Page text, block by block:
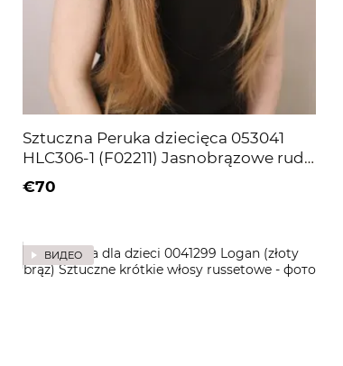
Sztuczna Peruka dziecięca 053041
HLC306-1 (F02211) Jasnobrązowe rude
długie włosyp
€70
ВИДЕО